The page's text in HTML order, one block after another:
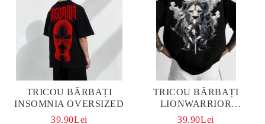
TRICOU BĂRBAȚI
INSOMNIA OVERSIZED
39.90Lei
TRICOU BĂRBAȚI
LIONWARRIOR
OVERSIZED
39.90Lei